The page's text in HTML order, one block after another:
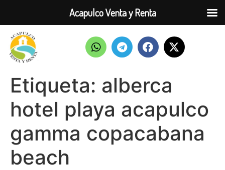
Etiqueta: alberca
hotel playa acapulco
gamma copacabana
beach
Acapulco Venta y Renta